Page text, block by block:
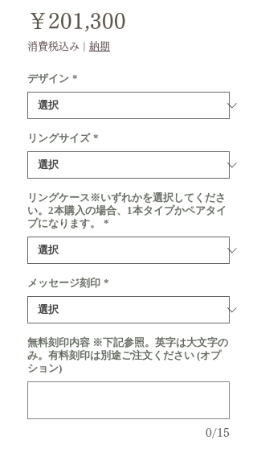
￥201,300
消費税込み 納期
デザイン *
リングサイズ *
リングケース※いずれかを選択してくださ
い。2本購入の場合、1本タイプかペアタイ
プになります。
*
メッセージ刻印 *
無料刻印内容 ※下記参照。英字は大文字の
み。有料刻印は別途ご注文ください (オプ
ション)
0/15